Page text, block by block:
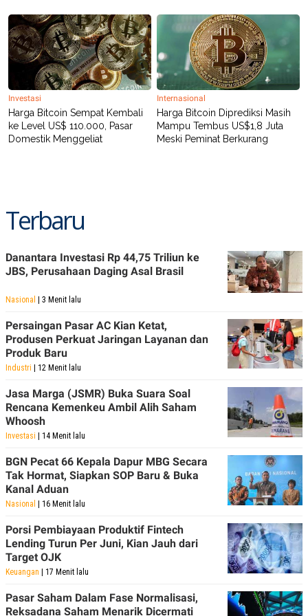
PEMBERITAAN
SIBER
PRIVACY
POLICY
Investasi
Harga Bitcoin Sempat Kembali
ke Level US$ 110.000, Pasar
Domestik Menggeliat
Internasional
Harga Bitcoin Diprediksi Masih
Mampu Tembus US$1,8 Juta
Meski Peminat Berkurang
Terbaru
Danantara Investasi Rp 44,75 Triliun ke
JBS, Perusahaan Daging Asal Brasil
Nasional | 3 Menit lalu
Persaingan Pasar AC Kian Ketat,
Produsen Perkuat Jaringan Layanan dan
Produk Baru
Industri | 12 Menit lalu
Jasa Marga (JSMR) Buka Suara Soal
Rencana Kemenkeu Ambil Alih Saham
Whoosh
Investasi | 14 Menit lalu
BGN Pecat 66 Kepala Dapur MBG Secara
Tak Hormat, Siapkan SOP Baru & Buka
Kanal Aduan
Nasional | 16 Menit lalu
Porsi Pembiayaan Produktif Fintech
Lending Turun Per Juni, Kian Jauh dari
Target OJK
Keuangan | 17 Menit lalu
Pasar Saham Dalam Fase Normalisasi,
Reksadana Saham Menarik Dicermati